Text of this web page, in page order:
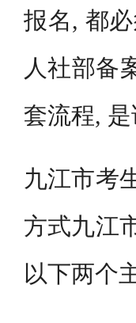
报名, 都
人社部备
套流程,
九江市考
方式九江
以下两个